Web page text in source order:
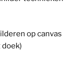
op canvas